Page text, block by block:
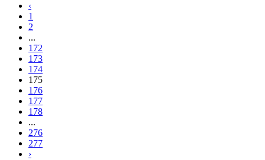
‹
1
2
...
172
173
174
175
176
177
178
...
276
277
›